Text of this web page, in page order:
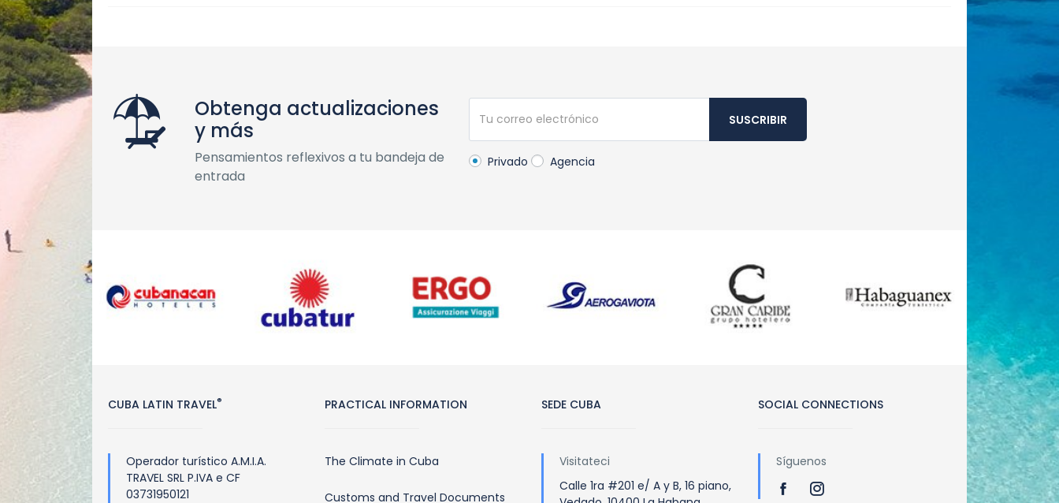
Obtenga actualizaciones
y más
Pensamientos reflexivos a tu bandeja de
entrada
SUSCRIBIR
Privado Agencia
CUBA LATIN TRAVEL®
Operador turístico A.M.I.A.
TRAVEL SRL P.IVA e CF
03731950121
PRACTICAL INFORMATION
The Climate in Cuba
Customs and Travel Documents
SEDE CUBA
Visitateci
Calle 1ra #201 e/ A y B, 16 piano,
SOCIAL CONNECTIONS
Síguenos